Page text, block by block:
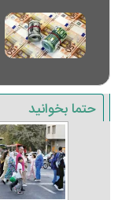
حتما بخوانید